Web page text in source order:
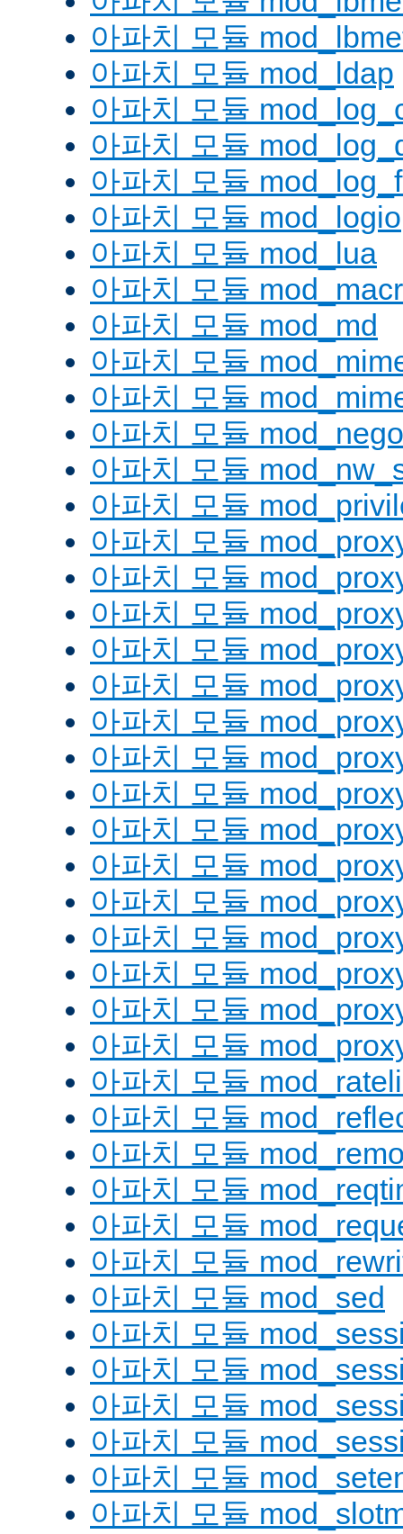
아파치 모듈
아파치 모듈 mod_ldap
아파치 모듈
아파치 모듈
아파치 모듈
아파치 모듈 mod_logio
아파치 모듈 mod_lua
아파치 모듈
아파치 모듈 mod_md
아파치 모듈
아파치 모듈
아파치 모듈
아파치 모듈
아파치 모듈
아파치 모듈
아파치 모듈
아파치 모듈
아파치 모듈
아파치 모듈
아파치 모듈
아파치 모듈
아파치 모듈
아파치 모듈
아파치 모듈
아파치 모듈
아파치 모듈
아파치 모듈
아파치 모듈
아파치 모듈
아파치 모듈
아파치 모듈
아파치 모듈
아파치 모듈
아파치 모듈
아파치 모듈
아파치 모듈 mod_sed
아파치 모듈
아파치 모듈
아파치 모듈
아파치 모듈
아파치 모듈
아파치 모듈